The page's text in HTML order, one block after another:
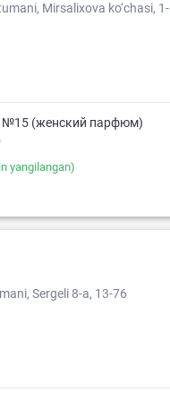
Mirsalixova ko‘chasi,
№15 (женский парфюм)
yangilangan)
Sergeli 8-a, 13-76